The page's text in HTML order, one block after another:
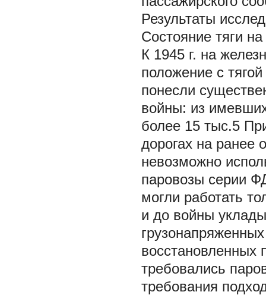
Результаты
Состояние тяги
К 1945 г. на
положение с
понесли
войны: из
более 15 тыс.5
дорогах на ранее
невозможно
паровозы серии
могли работать
и до войны
восстановленных
требовались
требования